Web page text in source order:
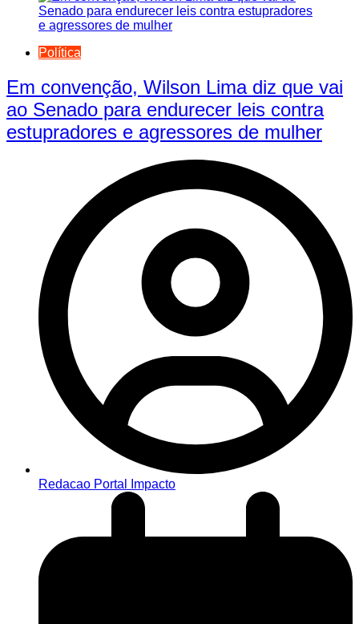
Política
Em convenção, Wilson Lima diz que vai
ao Senado para endurecer leis contra
estupradores e agressores de mulher
Redacao Portal Impacto